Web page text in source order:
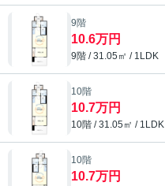
9階
10.6万円
9階 / 31.05㎡ / 1LDK
10階
10.7万円
10階 / 31.05㎡ / 1LDK
10階
10.7万円